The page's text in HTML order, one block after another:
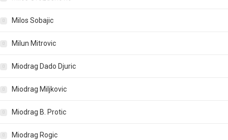
Milos Sobajic
Milun Mitrovic
Miodrag Dado Djuric
Miodrag Miljkovic
Miodrag B. Protic
Miodrag Rogic